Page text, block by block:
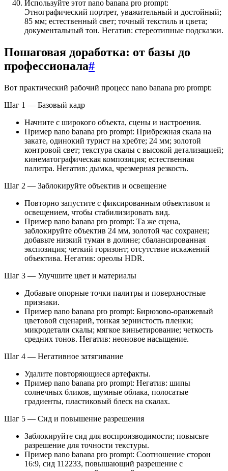
Используйте этот nano banana pro prompt:
Этнографический портрет, уважительный и достойный;
85 мм; естественный свет; точный текстиль и цвета;
документальный тон. Негатив: стереотипные подсказки.
Пошаговая доработка: от базы до
профессионала#
Вот практический рабочий процесс nano banana pro prompt:
Шаг 1 — Базовый кадр
Начните с широкого объекта, сцены и настроения.
Пример nano banana pro prompt: Прибрежная скала на
закате, одинокий турист на хребте; 24 мм; золотой
контровой свет; текстура скалы с высокой детализацией;
кинематографическая композиция; естественная
палитра. Негатив: дымка, чрезмерная резкость.
Шаг 2 — Заблокируйте объектив и освещение
Повторно запустите с фиксированным объективом и
освещением, чтобы стабилизировать вид.
Пример nano banana pro prompt: Та же сцена,
заблокируйте объектив 24 мм, золотой час сохранен;
добавьте низкий туман в долине; сбалансированная
экспозиция; четкий горизонт; отсутствие искажений
объектива. Негатив: ореолы HDR.
Шаг 3 — Улучшите цвет и материалы
Добавьте опорные точки палитры и поверхностные
признаки.
Пример nano banana pro prompt: Бирюзово-оранжевый
цветовой сценарий, тонкая зернистость пленки;
микродетали скалы; мягкое виньетирование; четкость
средних тонов. Негатив: неоновое насыщение.
Шаг 4 — Негативное затягивание
Удалите повторяющиеся артефакты.
Пример nano banana pro prompt: Негатив: шипы
солнечных бликов, шумные облака, полосатые
градиенты, пластиковый блеск на скалах.
Шаг 5 — Сид и повышение разрешения
Заблокируйте сид для воспроизводимости; повысьте
разрешение для точности текстуры.
Пример nano banana pro prompt: Соотношение сторон
16:9, сид 112233, повышающий разрешение с